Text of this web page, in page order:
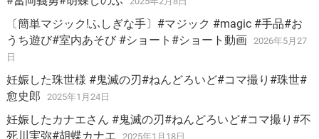
〔簡単マジック!ふしぎな手〕#マジック #magic #手品#お
うち遊び#室内あそび #ショート#ショート動画
2026年5月27
日
妊娠した珠世様 #鬼滅の刃#ねんどろいど#コマ撮り#珠世#
愈史郎
2025年1月24日
妊娠したカナエさん #鬼滅の刃#ねんどろいど#コマ撮り#不
死川実弥#胡蝶カナエ
2025年1月18日